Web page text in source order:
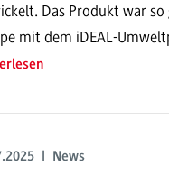
Das Produkt war
mit dem iDEAL-
| News